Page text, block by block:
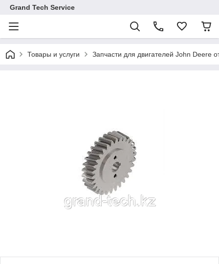
Grand Tech Service
Товары и услуги Запчасти для двигателей John Deere